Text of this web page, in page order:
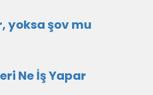
yoksa şov mu
Ne İş Yapar